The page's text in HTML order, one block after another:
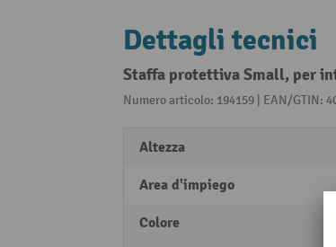
Dettagli tecnici
Staffa protettiva Small, per
Numero articolo: 194159 | EAN/GTIN:
Altezza
Area d'impiego
Colore